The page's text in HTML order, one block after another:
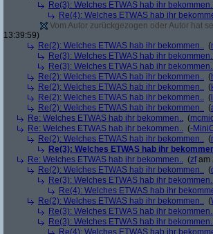
Re(3): Welches ETWAS hab ihr bekommen..
Re(4): Welches ETWAS hab ihr
Vom Autor zurückgezogen oder Autor hat
13:39:59)
Re(2): Welches ETWAS hab ihr bekommen.. (
Re(3): Welches ETWAS hab ihr bekommen..
Re(3): Welches ETWAS hab ihr bekommen..
Re(2): Welches ETWAS hab ihr bekommen.. (
Re(2): Welches ETWAS hab ihr bekommen.. (
Re(2): Welches ETWAS hab ihr bekommen.. (
Re(2): Welches ETWAS hab ihr bekommen.. (
Re: Welches ETWAS hab ihr bekommen.. (
Re: Welches ETWAS hab ihr bekommen.. (-
Re(2): Welches ETWAS hab ihr bekommen.. (
Re(3): Welches ETWAS hab ihr
Re: Welches ETWAS hab ihr bekommen.. (zfam
Re(2): Welches ETWAS hab ihr bekommen.. (
Re(3): Welches ETWAS hab ihr bekommen..
Re(4): Welches ETWAS hab ihr
Re(2): Welches ETWAS hab ihr bekommen.. (
Re(3): Welches ETWAS hab ihr bekommen..
Re(3): Welches ETWAS hab ihr bekommen..
Re(4): Welches ETWAS hab ihr